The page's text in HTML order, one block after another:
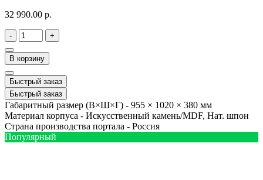
32 990.00 р.
- +
В корзину
Быстрый заказ
Быстрый заказ
Габаритный размер (В×Ш×Г) - 955 × 1020 × 380 мм
Материал корпуса - Искусственный камень/MDF, Нат. шпон
Страна производства портала - Россия
Популярный